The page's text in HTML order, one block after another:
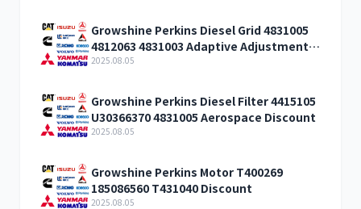
Growshine Perkins Diesel Grid 4831005
4812063 4831003 Adaptive Adjustment
Discount
2025.08.05
Growshine Perkins Diesel Filter 4415105
U30366370 4831005 Aerospace Discount
2025.08.05
Growshine Perkins Motor T400269
185086560 T431040 Discount
2025.08.05